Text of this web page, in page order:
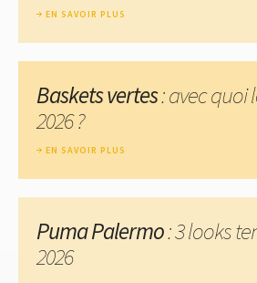
EN SAVOIR PLUS
Baskets vertes: avec quoi
2026 ?
EN SAVOIR PLUS
Puma Palermo: 3 looks
2026